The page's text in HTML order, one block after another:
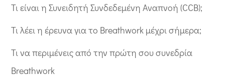
Τι είναι η Συνειδητή Συνδεδεμένη Αναπνοή (CCB);
Τι λέει η έρευνα για το Breathwork μέχρι σήμερα;
Τι να περιμένεις από την πρώτη σου συνεδρία
Breathwork